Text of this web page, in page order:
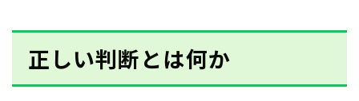
正しい判断とは何か